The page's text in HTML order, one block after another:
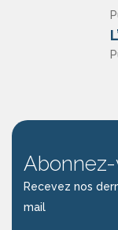
Recevez nos
mail